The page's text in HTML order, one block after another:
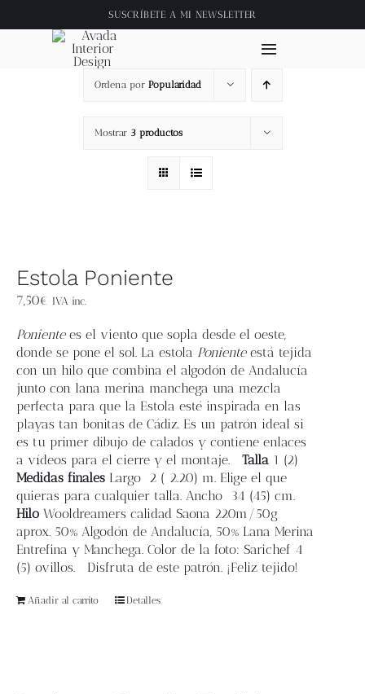
al
contenido
SUSCRÍBETE A MI NEWSLETTER
Toggle
Navigation
Blog
Contacto
Newsletter
Carrito
Mi cuenta
Ordena por Popularidad
Mostrar 3 productos
Estola Poniente
7,50€ IVA inc.
Ponientees el viento que sopla desde el oeste,
donde se pone el sol. La estola Ponienteestá tejida
con un hilo que combina el algodón de Andalucía
junto con lana merina manchega una mezcla
perfecta para que la Estola esté inspirada en las
playas tan bonitas de Cádiz. Es un patrón ideal si
es tu primer dibujo de calados y contiene enlaces
a vídeos para el cierre y el montaje. Talla 1 (2)
Medidas finales Largo 2 ( 2.20) m. Elige el que
quieras para cualquier talla. Ancho 34 (45) cm.
Hilo Wooldreamers calidad Saona 220m/50g
aprox. 50% Algodón de Andalucía, 50% Lana Merina
Entrefina y Manchega. Color de la foto: Sarichef 4
(5) ovillos. Disfruta de este patrón. ¡Feliz tejido!
Añadir al carrito Detalles